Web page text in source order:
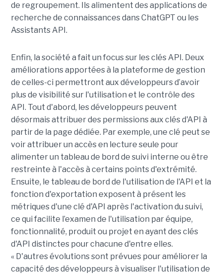
de regroupement. Ils alimentent des applications de
recherche de connaissances dans ChatGPT ou les
Assistants API.
Enfin, la société a fait un focus sur les clés API. Deux
améliorations apportées à la plateforme de gestion
de celles-ci permettront aux développeurs d’avoir
plus de visibilité sur l'utilisation et le contrôle des
API. Tout d'abord, les développeurs peuvent
désormais attribuer des permissions aux clés d'API à
partir de la page dédiée. Par exemple, une clé peut se
voir attribuer un accès en lecture seule pour
alimenter un tableau de bord de suivi interne ou être
restreinte à l'accès à certains points d'extrémité.
Ensuite, le tableau de bord de l'utilisation de l'API et la
fonction d'exportation exposent à présent les
métriques d'une clé d'API après l'activation du suivi,
ce qui facilite l’examen de l'utilisation par équipe,
fonctionnalité, produit ou projet en ayant des clés
d'API distinctes pour chacune d'entre elles.
« D'autres évolutions sont prévues pour améliorer la
capacité des développeurs à visualiser l'utilisation de